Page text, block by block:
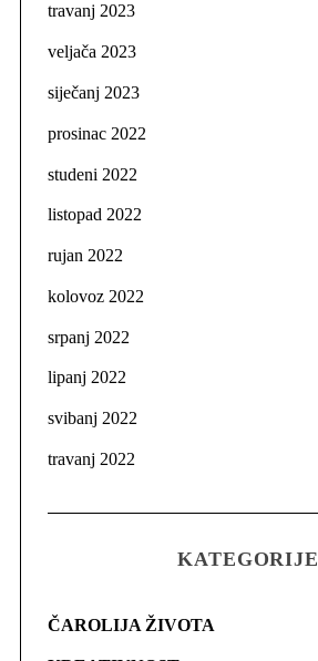
travanj 2023
veljača 2023
siječanj 2023
prosinac 2022
studeni 2022
listopad 2022
rujan 2022
kolovoz 2022
srpanj 2022
lipanj 2022
svibanj 2022
travanj 2022
KATEGORIJE
ČAROLIJA ŽIVOTA